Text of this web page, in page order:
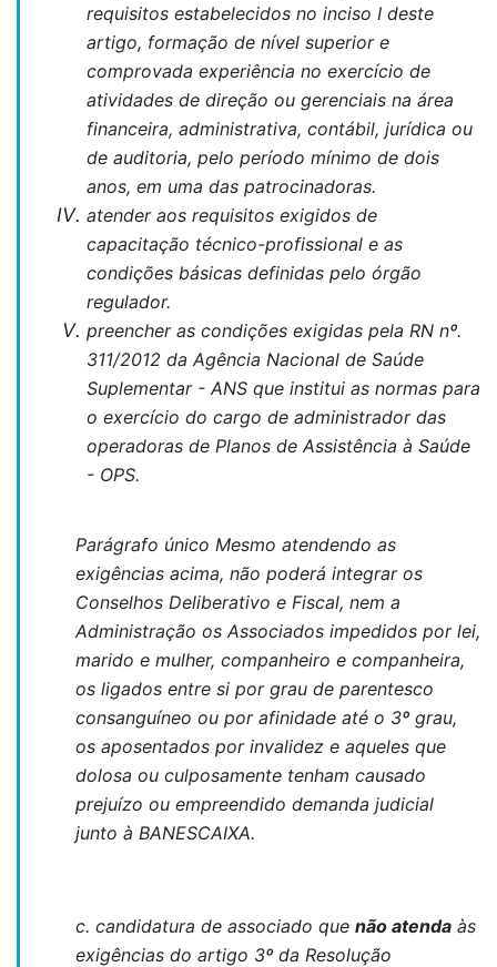
requisitos estabelecidos no inciso I deste
artigo, formação de nível superior e
comprovada experiência no exercício de
atividades de direção ou gerenciais na área
financeira, administrativa, contábil, jurídica ou
de auditoria, pelo período mínimo de dois
anos, em uma das patrocinadoras.
atender aos requisitos exigidos de
capacitação técnico-profissional e as
condições básicas definidas pelo órgão
regulador.
preencher as condições exigidas pela RN nº.
311/2012 da Agência Nacional de Saúde
Suplementar - ANS que institui as normas para
o exercício do cargo de administrador das
operadoras de Planos de Assistência à Saúde
- OPS.
Parágrafo único Mesmo atendendo as
exigências acima, não poderá integrar os
Conselhos Deliberativo e Fiscal, nem a
Administração os Associados impedidos por lei,
marido e mulher, companheiro e companheira,
os ligados entre si por grau de parentesco
consanguíneo ou por afinidade até o 3º grau,
os aposentados por invalidez e aqueles que
dolosa ou culposamente tenham causado
prejuízo ou empreendido demanda judicial
junto à BANESCAIXA.
c. candidatura de associado que não atenda às
exigências do artigo 3º da Resolução